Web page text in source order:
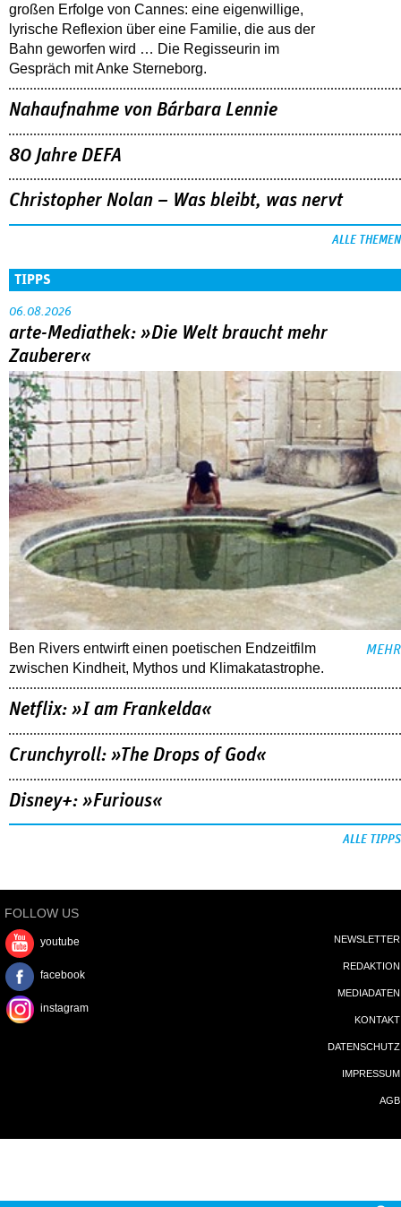
großen Erfolge von Cannes: eine eigenwillige,
lyrische Reflexion über eine ­Familie, die aus der
Bahn geworfen wird … Die Regisseurin im
Gespräch mit Anke Sterneborg.
Nahaufnahme von Bárbara Lennie
80 Jahre DEFA
Christopher Nolan – Was bleibt, was nervt
ALLE THEMEN
TIPPS
06.08.2026
arte-Mediathek: »Die Welt braucht mehr
Zauberer«
Ben Rivers entwirft einen poetischen Endzeitfilm
zwischen Kindheit, Mythos und Klimakatastrophe.
MEHR
Netflix: »I am Frankelda«
Crunchyroll: »The Drops of God«
Disney+: »Furious«
ALLE TIPPS
FOLLOW US
youtube
facebook
instagram
NEWSLETTER
REDAKTION
MEDIADATEN
KONTAKT
DATENSCHUTZ
IMPRESSUM
AGB